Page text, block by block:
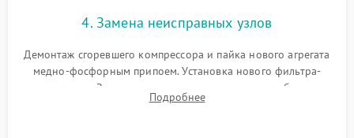
4. Замена неисправных узлов
Демонтаж сгоревшего компрессора и пайка нового агрегата
медно-фосфорным припоем. Установка нового фильтра-
осушителя. Замена изношенных вентиляторов обдува,
сломанных заслонок или поврежденных дверных петель.
Подробнее